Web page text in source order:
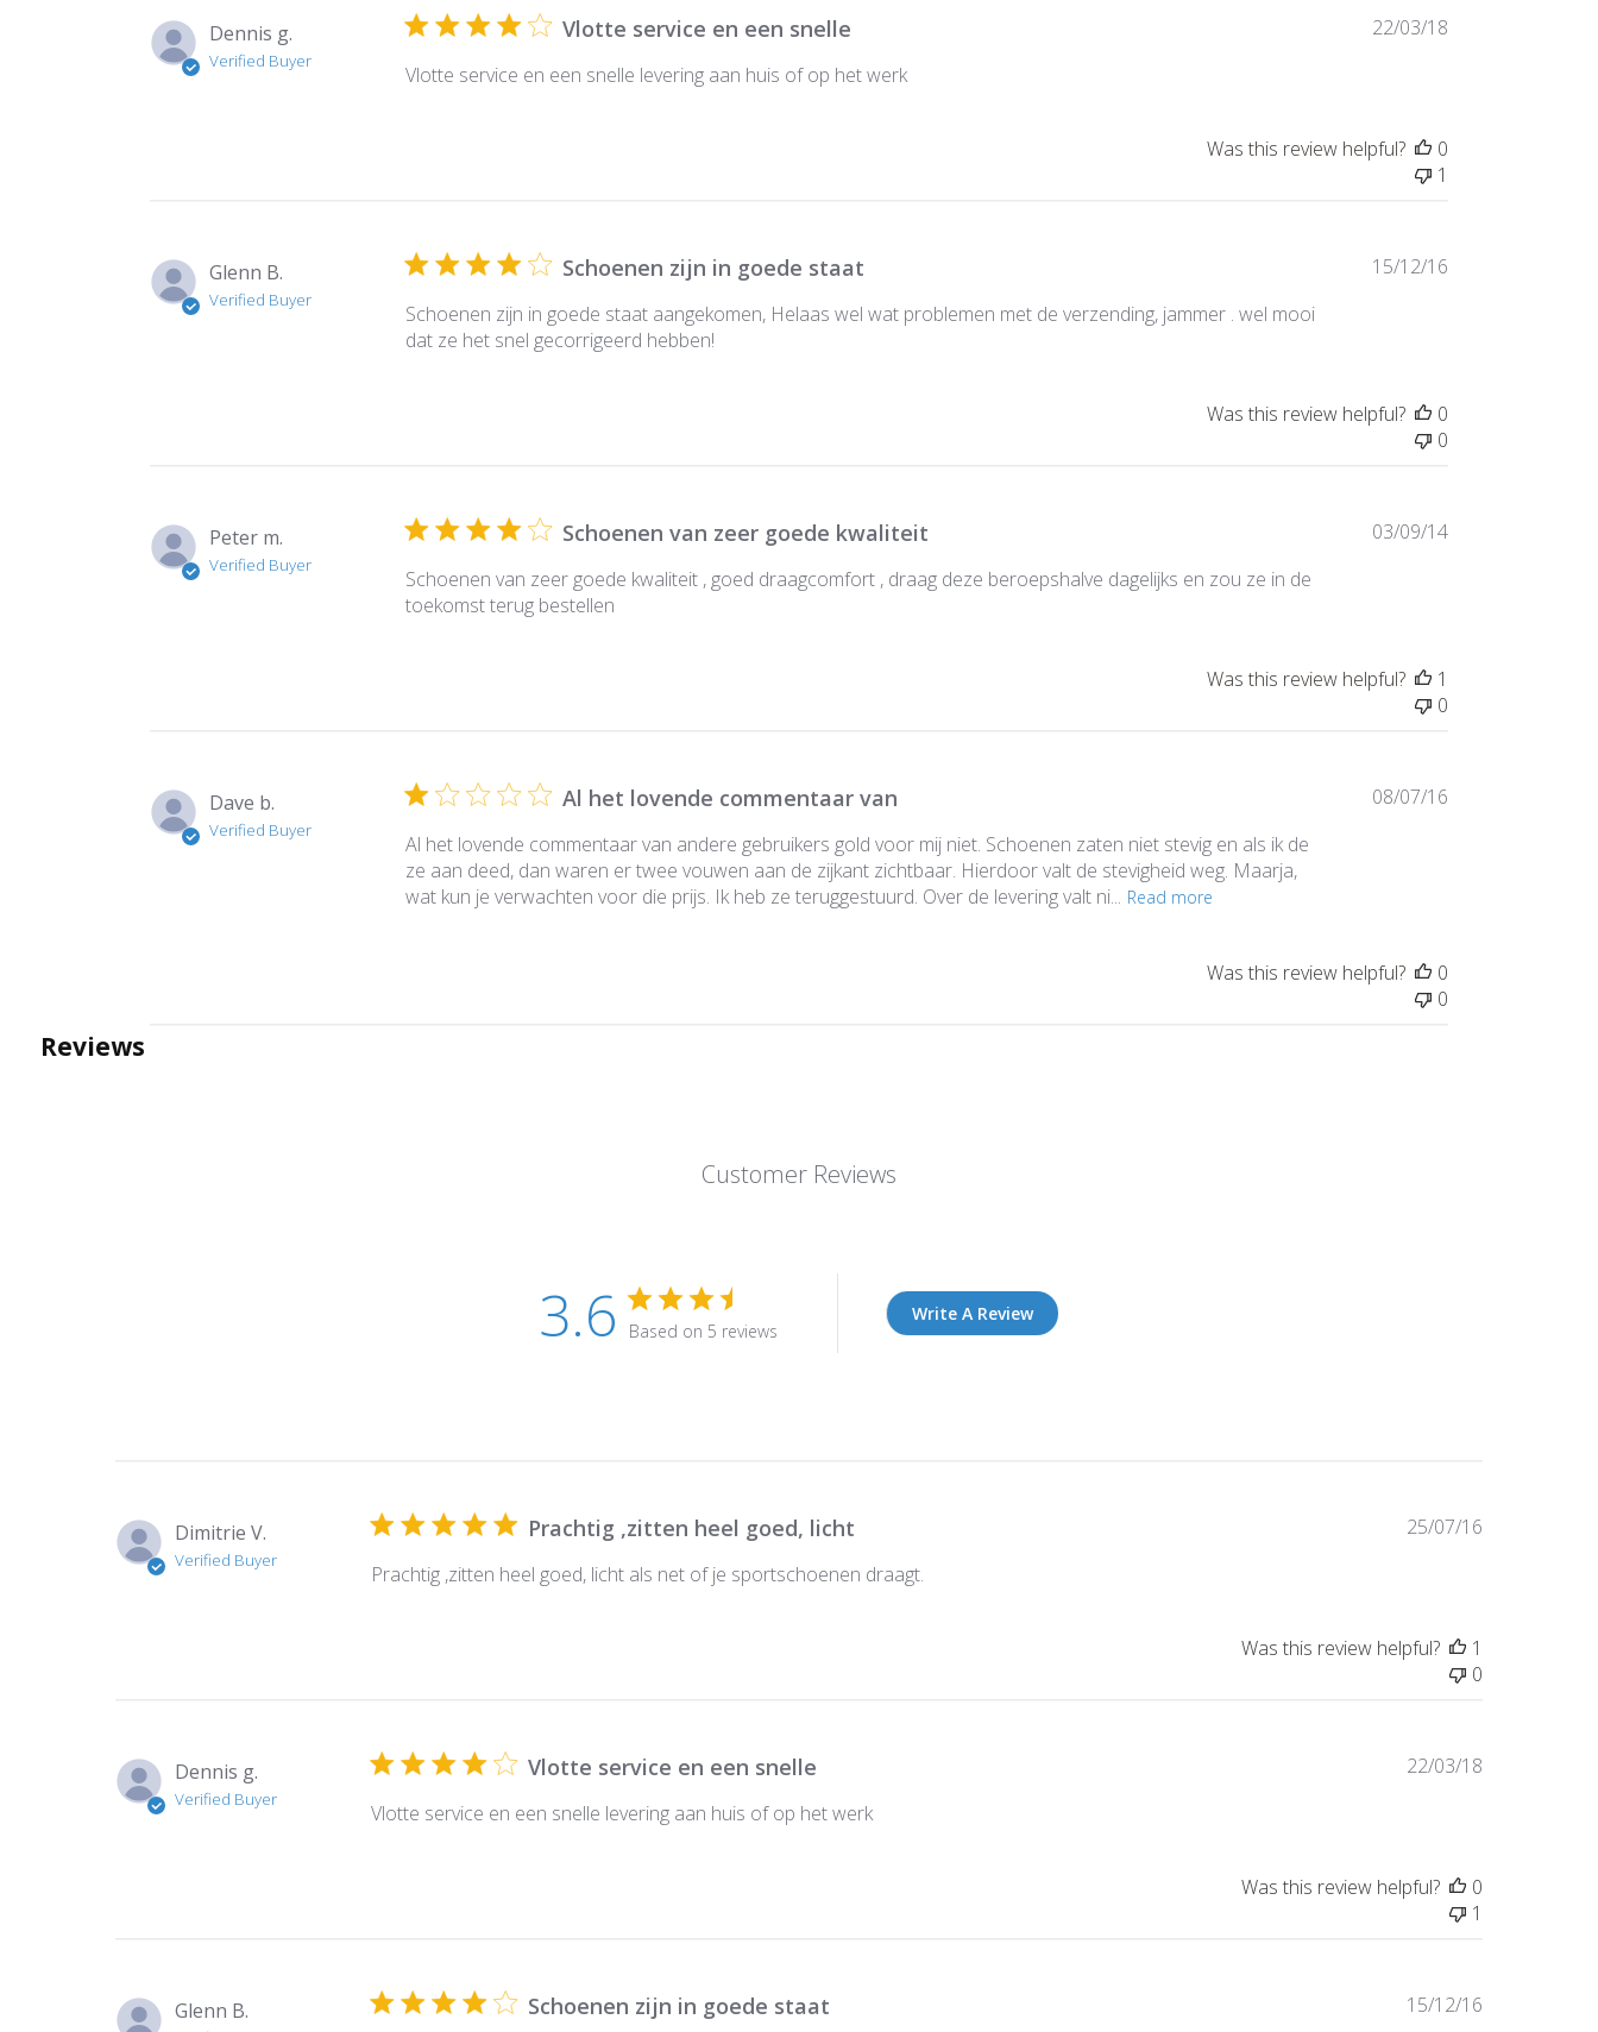
Dennis g.
Verified Buyer
Vlotte service en een snelle
Vlotte service en een snelle levering aan huis of op het werk
Published
22/03/18
Was this review helpful?
0
1
Glenn B.
Verified Buyer
Schoenen zijn in goede staat
Schoenen zijn in goede staat aangekomen, Helaas wel wat problemen met de verzending, jammer . wel mooi
dat ze het snel gecorrigeerd hebben!
Published
15/12/16
Was this review helpful?
0
0
Peter m.
Verified Buyer
Schoenen van zeer goede kwaliteit
Schoenen van zeer goede kwaliteit , goed draagcomfort , draag deze beroepshalve dagelijks en zou ze in de
toekomst terug bestellen
Published
03/09/14
Was this review helpful?
1
0
Dave b.
Verified Buyer
Al het lovende commentaar van
Al het lovende commentaar van andere gebruikers gold voor mij niet. Schoenen zaten niet stevig en als ik de
ze aan deed, dan waren er twee vouwen aan de zijkant zichtbaar. Hierdoor valt de stevigheid weg. Maarja,
wat kun je verwachten voor die prijs. Ik heb ze teruggestuurd. Over de levering valt ni... Read more
Published
08/07/16
Was this review helpful?
0
0
Reviews
Customer Reviews
3.6 Based on 5 reviews
Write A Review
Dimitrie V.
Verified Buyer
Prachtig ,zitten heel goed, licht
Prachtig ,zitten heel goed, licht als net of je sportschoenen draagt.
Published
25/07/16
Was this review helpful?
1
0
Dennis g.
Verified Buyer
Vlotte service en een snelle
Vlotte service en een snelle levering aan huis of op het werk
Published
22/03/18
Was this review helpful?
0
1
Glenn B. Schoenen zijn in goede staat
Published
15/12/16